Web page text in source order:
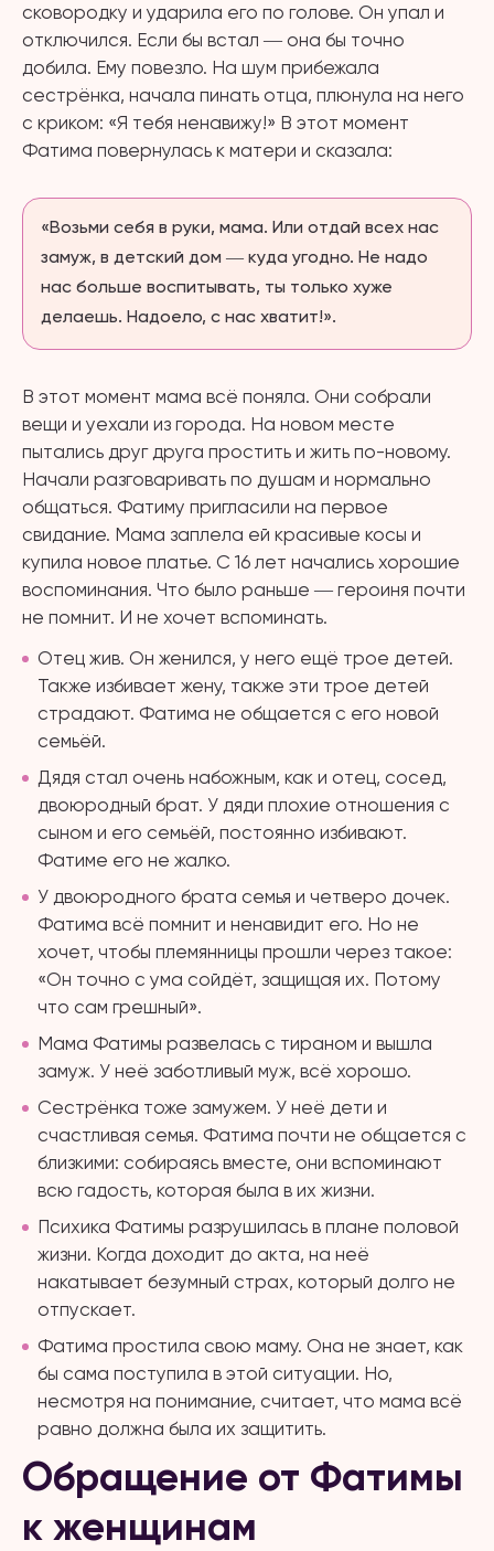
сковородку и ударила его по голове. Он упал и
отключился. Если бы встал ― она бы точно
добила. Ему повезло. На шум прибежала
сестрёнка, начала пинать отца, плюнула на него
с криком: «Я тебя ненавижу!» В этот момент
Фатима повернулась к матери и сказала:
«Возьми себя в руки, мама. Или отдай всех нас
замуж, в детский дом ― куда угодно. Не надо
нас больше воспитывать, ты только хуже
делаешь. Надоело, с нас хватит!».
В этот момент мама всё поняла. Они собрали
вещи и уехали из города. На новом месте
пытались друг друга простить и жить по-новому.
Начали разговаривать по душам и нормально
общаться. Фатиму пригласили на первое
свидание. Мама заплела ей красивые косы и
купила новое платье. С 16 лет начались хорошие
воспоминания. Что было раньше ― героиня почти
не помнит. И не хочет вспоминать.
Отец жив. Он женился, у него ещё трое детей.
Также избивает жену, также эти трое детей
страдают. Фатима не общается с его новой
семьёй.
Дядя стал очень набожным, как и отец, сосед,
двоюродный брат. У дяди плохие отношения с
сыном и его семьёй, постоянно избивают.
Фатиме его не жалко.
У двоюродного брата семья и четверо дочек.
Фатима всё помнит и ненавидит его. Но не
хочет, чтобы племянницы прошли через такое:
«Он точно с ума сойдёт, защищая их. Потому
что сам грешный».
Мама Фатимы развелась с тираном и вышла
замуж. У неё заботливый муж, всё хорошо.
Сестрёнка тоже замужем. У неё дети и
счастливая семья. Фатима почти не общается с
близкими: собираясь вместе, они вспоминают
всю гадость, которая была в их жизни.
Психика Фатимы разрушилась в плане половой
жизни. Когда доходит до акта, на неё
накатывает безумный страх, который долго не
отпускает.
Фатима простила свою маму. Она не знает, как
бы сама поступила в этой ситуации. Но,
несмотря на понимание, считает, что мама всё
равно должна была их защитить.
Обращение от Фатимы
к женщинам